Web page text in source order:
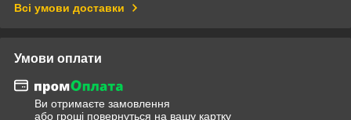
Всі умови доставки
Умови оплати
Ви отримаєте замовлення
або гроші повернуться на вашу картку